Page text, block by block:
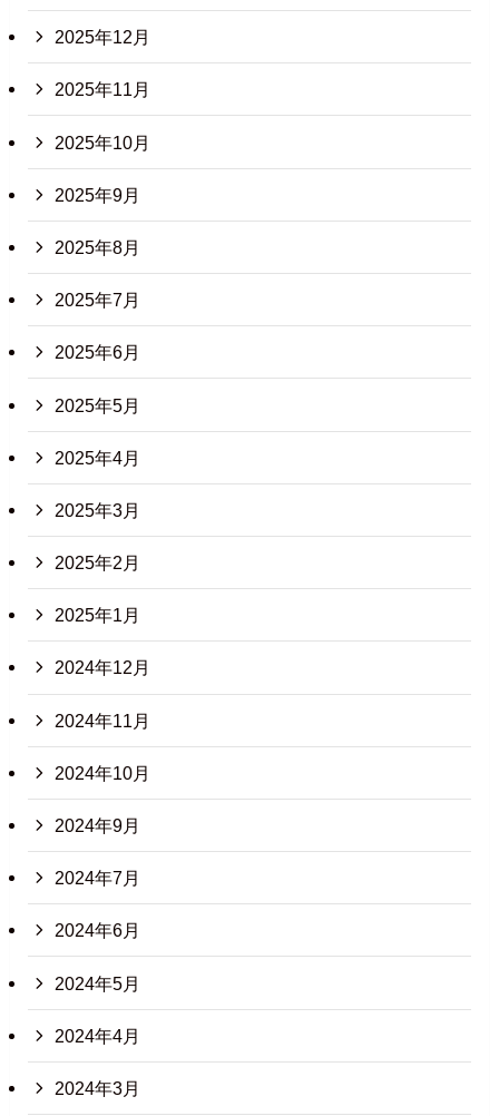
2025年12月
2025年11月
2025年10月
2025年9月
2025年8月
2025年7月
2025年6月
2025年5月
2025年4月
2025年3月
2025年2月
2025年1月
2024年12月
2024年11月
2024年10月
2024年9月
2024年7月
2024年6月
2024年5月
2024年4月
2024年3月